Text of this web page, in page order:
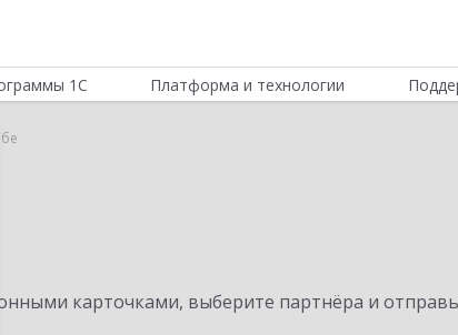
1С Платформа и технологии
карточками, выберите партнёра и